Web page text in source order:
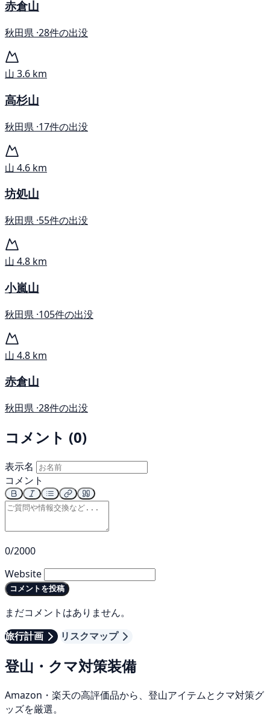
赤倉山
秋田県 ·28件の出没
山 3.6 km
高杉山
秋田県 ·17件の出没
山 4.6 km
坊処山
秋田県 ·55件の出没
山 4.8 km
小嵐山
秋田県 ·105件の出没
山 4.8 km
赤倉山
秋田県 ·28件の出没
コメント (0)
表示名
コメント
0/2000
Website
コメントを投稿
まだコメントはありません。
旅行計画
リスクマップ
登山・クマ対策装備
Amazon・楽天の高評価品から、登山アイテムとクマ対策グ
ッズを厳選。